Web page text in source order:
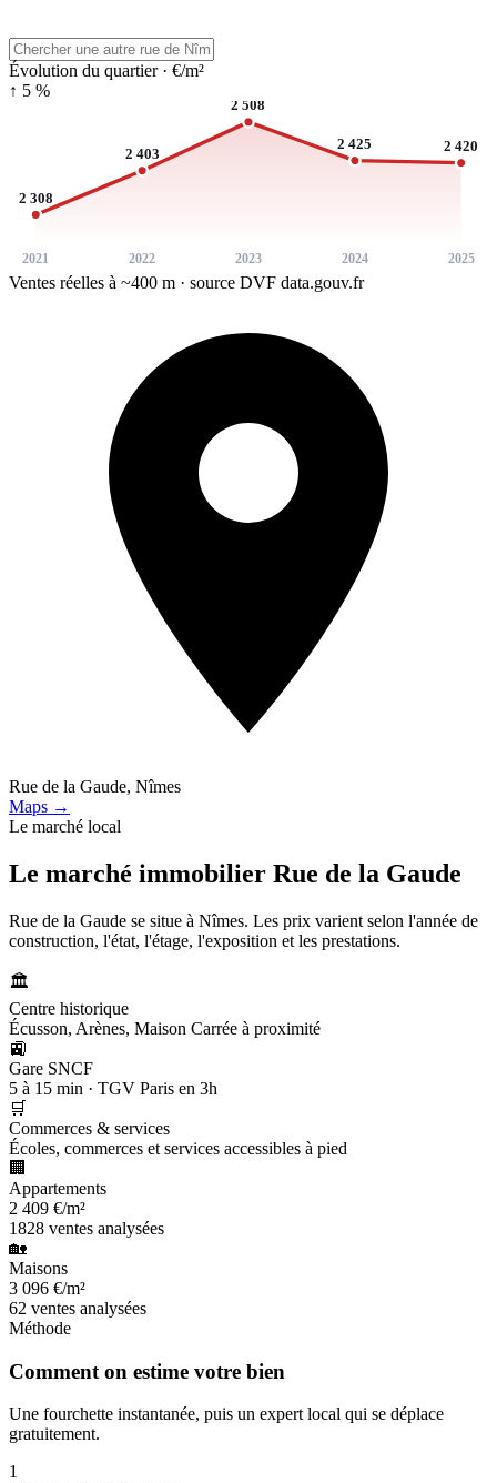
Évolution du quartier · €/m²
↑ 5 %
2 308
2021
2 403
2022
2 508
2023
2 425
2024
2 420
2025
Ventes réelles à ~400 m · source DVF data.gouv.fr
Rue de la Gaude, Nîmes
Maps →
Le marché local
Le marché immobilier Rue de la Gaude
Rue de la Gaude se situe à Nîmes. Les prix varient selon l'année de
construction, l'état, l'étage, l'exposition et les prestations.
🏛️
Centre historique
Écusson, Arènes, Maison Carrée à proximité
🚉
Gare SNCF
5 à 15 min · TGV Paris en 3h
🛒
Commerces & services
Écoles, commerces et services accessibles à pied
🏢
Appartements
2 409 €/m²
1828 ventes analysées
🏡
Maisons
3 096 €/m²
62 ventes analysées
Méthode
Comment on estime votre bien
Une fourchette instantanée, puis un expert local qui se déplace
gratuitement.
1